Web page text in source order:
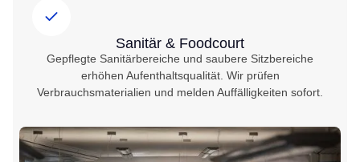
Sanitär & Foodcourt
Gepflegte Sanitärbereiche und saubere Sitzbereiche
erhöhen Aufenthaltsqualität. Wir prüfen
Verbrauchsmaterialien und melden Auffälligkeiten sofort.